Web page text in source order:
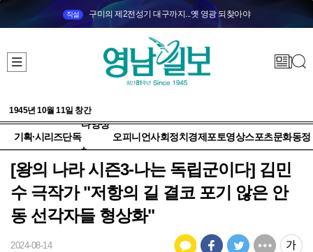
직설 구미의 제2전성기 대구까지...옛 영광 되찾아야
1945년 10월 11일 창간
기획·시리즈단독
다양성
+
오피니언사회정치 경제 포토영상스포츠문화동정
[왕의 나라 시즌3-나는 독립군이다] 김민
수 극작가 "저항의 길 결코 포기 않은 안
동 선각자들 형상화"
2024-08-14